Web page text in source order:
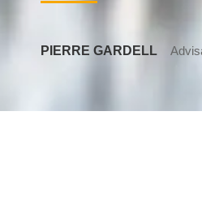
PIERRE GARDELL